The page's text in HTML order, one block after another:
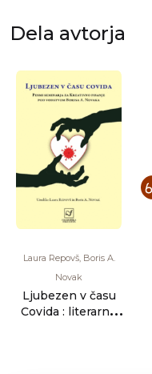
Dela avtorja
Laura Repovš, Boris A.
Novak
Ljubezen v času
Covida : literarno